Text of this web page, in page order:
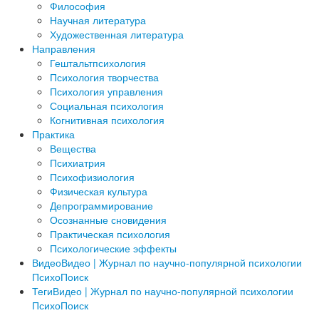
Философия
Научная литература
Художественная литература
Направления
Гештальтпсихология
Психология творчества
Психология управления
Социальная психология
Когнитивная психология
Практика
Вещества
Психиатрия
Психофизиология
Физическая культура
Депрограммирование
Осознанные сновидения
Практическая психология
Психологические эффекты
ВидеоВидео | Журнал по научно-популярной психологии
ПсихоПоиск
ТегиВидео | Журнал по научно-популярной психологии
ПсихоПоиск